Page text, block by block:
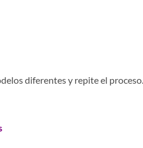
diferentes y repite el proceso.